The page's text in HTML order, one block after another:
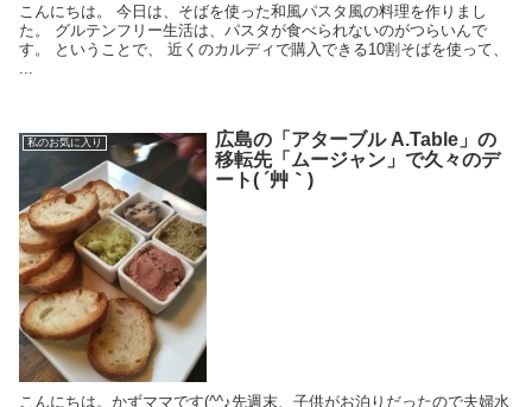
こんにちは。 今日は、そばを使った和風パスタ風の料理を作りまし
た。 グルテンフリー生活は、パスタが食べられないのがつらいんで
す。 ということで、 近くのカルディで購入できる10割そばを使って、
私のお気に入り
広島の「アターブル A.Table」の
移転先「ムージャン」で久々のデ
ート( ´艸｀)
こんにちは。かずママです(^^♪先週末、子供がお泊りだったので夫婦水